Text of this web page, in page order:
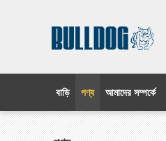
বাড়ি পণ্য আমাদের সম্পর্কে